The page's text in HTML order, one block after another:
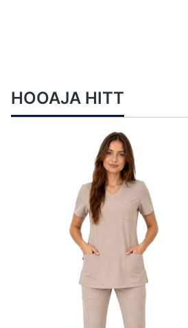
HOOAJA HITT